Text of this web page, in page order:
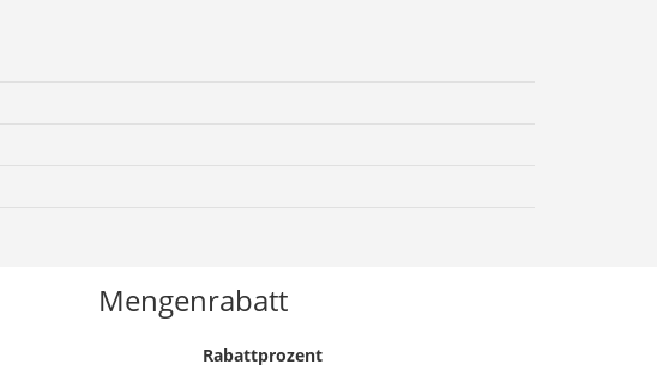
Mengenrabatt
Rabattprozent